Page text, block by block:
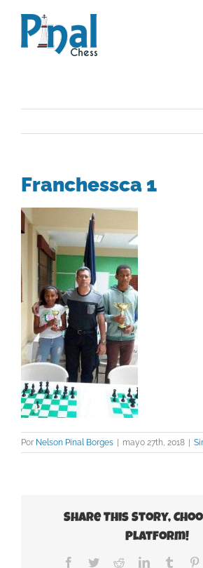
contenido
Franchessca 1
Por Nelson Pinal Borges | mayo 27th, 2018 |
Share This Story,
Platform!
Facebook
TwitterRedditLinkedInTumblr